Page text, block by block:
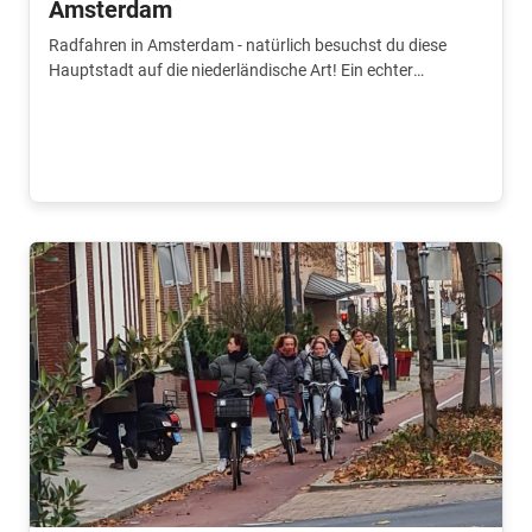
Amsterdam
Radfahren in Amsterdam - natürlich besuchst du diese
Hauptstadt auf die niederländische Art! Ein echter